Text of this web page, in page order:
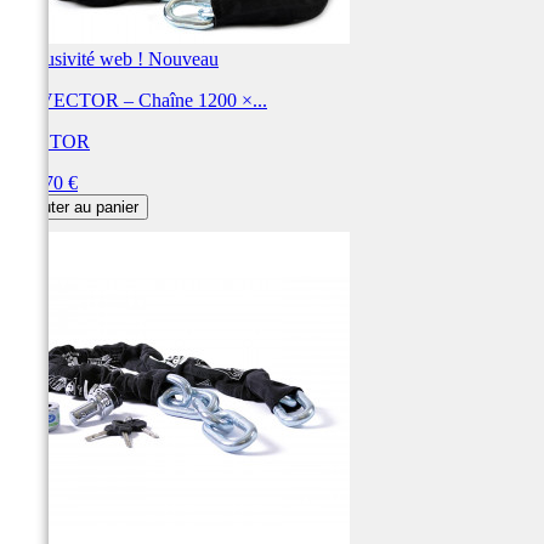
Exclusivité web ! Nouveau
Kit VECTOR – Chaîne 1200 ×...
VECTOR
162,70 €
Ajouter au panier